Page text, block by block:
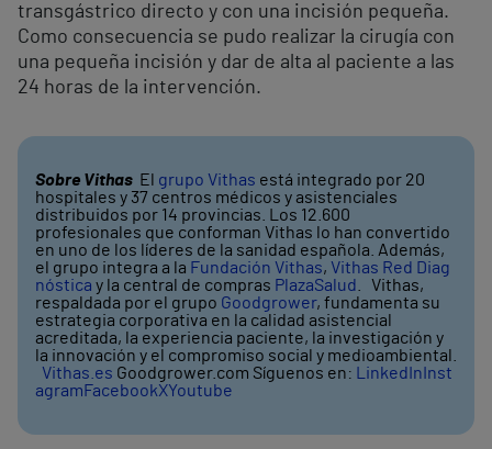
transgástrico directo y con una incisión pequeña.
Como consecuencia se pudo realizar la cirugía con
una pequeña incisión y dar de alta al paciente a las
24 horas de la intervención.
Sobre Vithas El grupo Vithas está integrado por 20
hospitales y 37 centros médicos y asistenciales
distribuidos por 14 provincias. Los 12.600
profesionales que conforman Vithas lo han convertido
en uno de los líderes de la sanidad española. Además,
el grupo integra a la Fundación Vithas, Vithas Red Diag
nóstica y la central de compras PlazaSalud
. Vithas,
respaldada por el grupo Goodgrower, fundamenta su
estrategia corporativa en la calidad asistencial
acreditada, la experiencia paciente, la investigación y
la innovación y el compromiso social y medioambiental.
Vithas.es Goodgrower.com Síguenos en: LinkedIn Inst
agramFacebookXYoutube